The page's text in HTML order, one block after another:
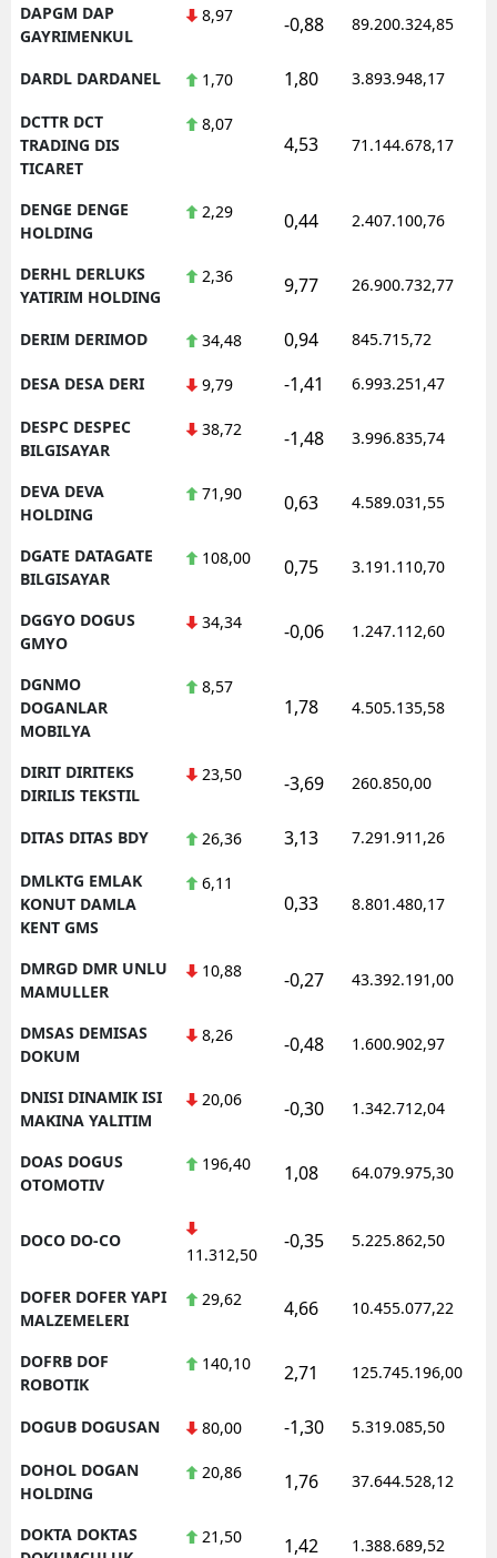
DAPGM DAP
GAYRIMENKUL
8,97 -0,88 89.200.324,85
DARDL DARDANEL 1,70 1,80 3.893.948,17
DCTTR DCT
TRADING DIS
TICARET
8,07
4,53 71.144.678,17
DENGE DENGE
HOLDING
2,29 0,44 2.407.100,76
DERHL DERLUKS
YATIRIM HOLDING
2,36 9,77 26.900.732,77
DERIM DERIMOD 34,48 0,94 845.715,72
DESA DESA DERI 9,79 -1,41 6.993.251,47
DESPC DESPEC
BILGISAYAR
38,72 -1,48 3.996.835,74
DEVA DEVA
HOLDING
71,90 0,63 4.589.031,55
DGATE DATAGATE
BILGISAYAR
108,00 0,75 3.191.110,70
DGGYO DOGUS
GMYO
34,34 -0,06 1.247.112,60
DGNMO
DOGANLAR
MOBILYA
8,57
1,78 4.505.135,58
DIRIT DIRITEKS
DIRILIS TEKSTIL
23,50 -3,69 260.850,00
DITAS DITAS BDY 26,36 3,13 7.291.911,26
DMLKTG EMLAK
KONUT DAMLA
KENT GMS
6,11
0,33 8.801.480,17
DMRGD DMR UNLU
MAMULLER
10,88 -0,27 43.392.191,00
DMSAS DEMISAS
DOKUM
8,26 -0,48 1.600.902,97
DNISI DINAMIK ISI
MAKINA YALITIM
20,06 -0,30 1.342.712,04
DOAS DOGUS
OTOMOTIV
196,40 1,08 64.079.975,30
DOCO DO-CO
11.312,50
-0,35 5.225.862,50
DOFER DOFER YAPI
MALZEMELERI
29,62 4,66 10.455.077,22
DOFRB DOF
ROBOTIK
140,10 2,71 125.745.196,00
DOGUB DOGUSAN 80,00 -1,30 5.319.085,50
DOHOL DOGAN
HOLDING
20,86 1,76 37.644.528,12
DOKTA DOKTAS
21,50 1,42 1.388.689,52